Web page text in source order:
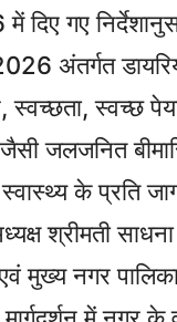
गए
अंतर्गत
स्वच्छ
जलजनित
स्वास्थ्य के प्रति
श्रीमती साधना
मुख्य नगर